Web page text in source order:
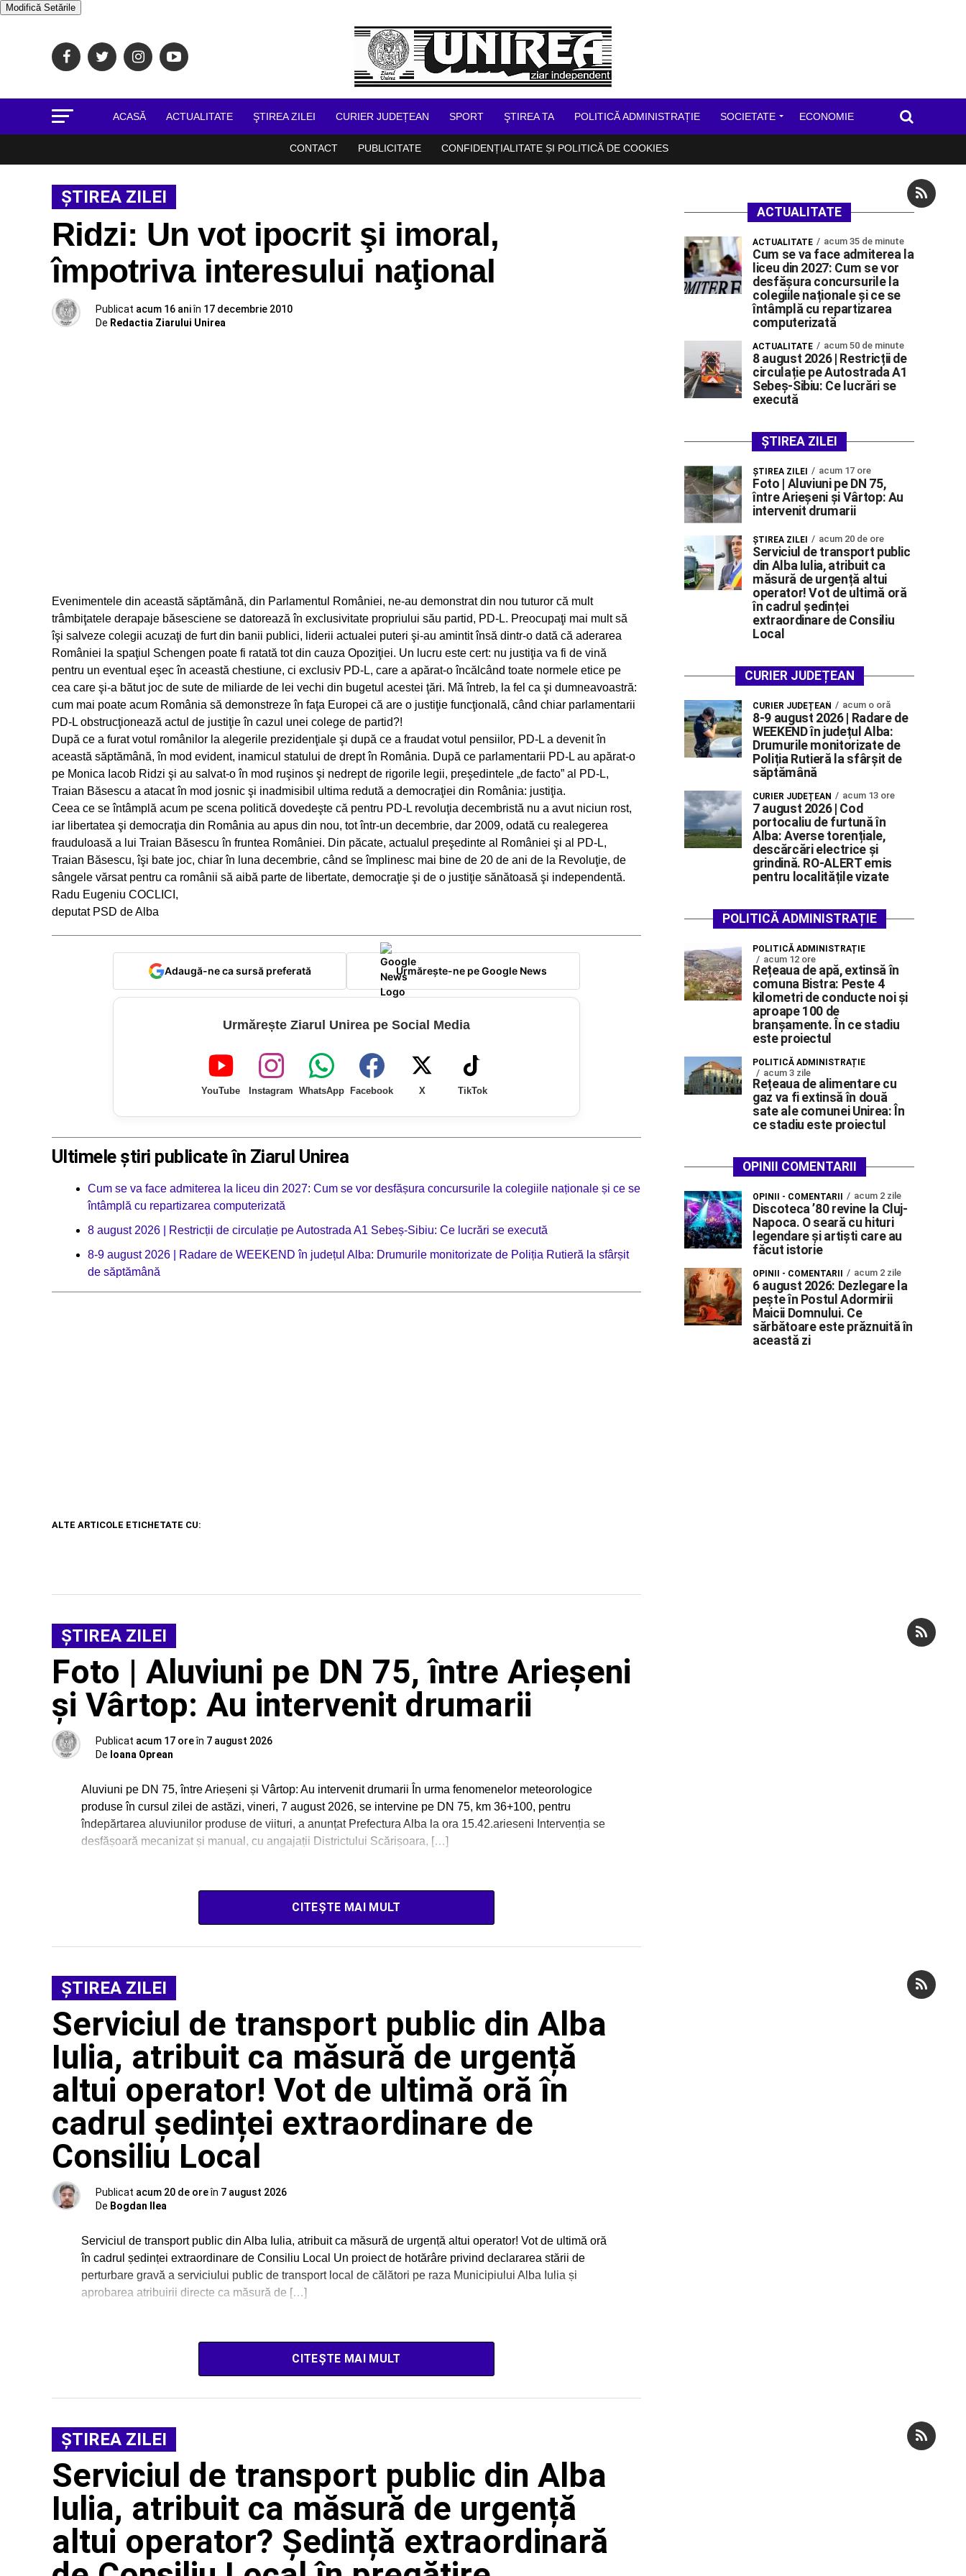
Modifică Setările
ACASĂ ACTUALITATE ŞTIREA ZILEI CURIER JUDEȚEAN SPORT ŞTIREA TA POLITICĂ ADMINISTRAȚIE SOCIETATE ECONOMIE
CONTACT PUBLICITATE CONFIDENȚIALITATE ȘI POLITICĂ DE COOKIES
ŞTIREA ZILEI
Ridzi: Un vot ipocrit şi imoral,
împotriva interesului naţional
Publicat acum 16 aniîn 17 decembrie 2010
De Redactia Ziarului Unirea
Evenimentele din această săptămână, din Parlamentul României, ne-au demonstrat din nou tuturor că mult
trâmbiţatele derapaje băsesciene se datorează în exclusivitate propriului său partid, PD-L. Preocupaţi mai mult să
îşi salveze colegii acuzaţi de furt din banii publici, liderii actualei puteri şi-au amintit însă dintr-o dată că aderarea
României la spaţiul Schengen poate fi ratată tot din cauza Opoziţiei. Un lucru este cert: nu justiţia va fi de vină
pentru un eventual eşec în această chestiune, ci exclusiv PD-L, care a apărat-o încălcând toate normele etice pe
cea care şi-a bătut joc de sute de miliarde de lei vechi din bugetul acestei ţări. Mă întreb, la fel ca şi dumneavoastră:
cum mai poate acum România să demonstreze în faţa Europei că are o justiţie funcţională, când chiar parlamentarii
PD-L obstrucţionează actul de justiţie în cazul unei colege de partid?!
După ce a furat votul românilor la alegerile prezidenţiale şi după ce a fraudat votul pensiilor, PD-L a devenit în
această săptămână, în mod evident, inamicul statului de drept în România. După ce parlamentarii PD-L au apărat-o
pe Monica Iacob Ridzi şi au salvat-o în mod ruşinos şi nedrept de rigorile legii, preşedintele „de facto” al PD-L,
Traian Băsescu a atacat în mod josnic şi inadmisibil ultima redută a democraţiei din România: justiţia.
Ceea ce se întâmplă acum pe scena politică dovedeşte că pentru PD-L revoluţia decembristă nu a avut niciun rost,
iar libertatea şi democraţia din România au apus din nou, tot într-un decembrie, dar 2009, odată cu realegerea
frauduloasă a lui Traian Băsescu în fruntea României. Din păcate, actualul preşedinte al României şi al PD-L,
Traian Băsescu, îşi bate joc, chiar în luna decembrie, când se împlinesc mai bine de 20 de ani de la Revoluţie, de
sângele vărsat pentru ca românii să aibă parte de libertate, democraţie şi de o justiţie sănătoasă şi independentă.
Radu Eugeniu COCLICI,
deputat PSD de Alba
Adaugă-ne ca sursă preferată Urmărește-ne pe Google News
Urmărește Ziarul Unirea pe Social Media
YouTube Instagram WhatsApp Facebook X TikTok
Ultimele știri publicate în Ziarul Unirea
Cum se va face admiterea la liceu din 2027: Cum se vor desfășura concursurile la colegiile naționale și ce se
întâmplă cu repartizarea computerizată
8 august 2026 | Restricții de circulație pe Autostrada A1 Sebeș-Sibiu: Ce lucrări se execută
8-9 august 2026 | Radare de WEEKEND în județul Alba: Drumurile monitorizate de Poliția Rutieră la sfârșit
de săptămână
ALTE ARTICOLE ETICHETATE CU:
ŞTIREA ZILEI
Foto | Aluviuni pe DN 75, între Arieșeni
și Vârtop: Au intervenit drumarii
Publicat acum 17 oreîn 7 august 2026
De Ioana Oprean
Aluviuni pe DN 75, între Arieșeni și Vârtop: Au intervenit drumarii În urma fenomenelor meteorologice
produse în cursul zilei de astăzi, vineri, 7 august 2026, se intervine pe DN 75, km 36+100, pentru
îndepărtarea aluviunilor produse de viituri, a anunțat Prefectura Alba la ora 15.42.arieseni Intervenția se
desfășoară mecanizat și manual, cu angajații Districtului Scărișoara, […]
CITEȘTE MAI MULT
ŞTIREA ZILEI
Serviciul de transport public din Alba
Iulia, atribuit ca măsură de urgență
altui operator! Vot de ultimă oră în
cadrul ședinței extraordinare de
Consiliu Local
Publicat acum 20 de oreîn 7 august 2026
De Bogdan Ilea
Serviciul de transport public din Alba Iulia, atribuit ca măsură de urgență altui operator! Vot de ultimă oră
în cadrul ședinței extraordinare de Consiliu Local Un proiect de hotărâre privind declararea stării de
perturbare gravă a serviciului public de transport local de călători pe raza Municipiului Alba Iulia și
aprobarea atribuirii directe ca măsură de […]
CITEȘTE MAI MULT
ŞTIREA ZILEI
Serviciul de transport public din Alba
Iulia, atribuit ca măsură de urgență
altui operator? Ședință extraordinară
ACTUALITATE
ACTUALITATE acum 35 de minute
Cum se va face admiterea la
liceu din 2027: Cum se vor
desfășura concursurile la
colegiile naționale și ce se
întâmplă cu repartizarea
computerizată
ACTUALITATE acum 50 de minute
8 august 2026 | Restricții de
circulație pe Autostrada A1
Sebeș-Sibiu: Ce lucrări se
execută
ȘTIREA ZILEI
ŞTIREA ZILEI acum 17 ore
Foto | Aluviuni pe DN 75,
între Arieșeni și Vârtop: Au
intervenit drumarii
ŞTIREA ZILEI acum 20 de ore
Serviciul de transport public
din Alba Iulia, atribuit ca
măsură de urgență altui
operator! Vot de ultimă oră
în cadrul ședinței
extraordinare de Consiliu
Local
CURIER JUDEȚEAN
CURIER JUDEȚEAN acum o oră
8-9 august 2026 | Radare de
WEEKEND în județul Alba:
Drumurile monitorizate de
Poliția Rutieră la sfârșit de
săptămână
CURIER JUDEȚEAN acum 13 ore
7 august 2026 | Cod
portocaliu de furtună în
Alba: Averse torențiale,
descărcări electrice și
grindină. RO-ALERT emis
pentru localitățile vizate
POLITICĂ ADMINISTRAȚIE
POLITICĂ ADMINISTRAȚIE
acum 12 ore
Rețeaua de apă, extinsă în
comuna Bistra: Peste 4
kilometri de conducte noi și
aproape 100 de
branșamente. În ce stadiu
este proiectul
POLITICĂ ADMINISTRAȚIE
acum 3 zile
Rețeaua de alimentare cu
gaz va fi extinsă în două
sate ale comunei Unirea: În
ce stadiu este proiectul
OPINII COMENTARII
OPINII - COMENTARII acum 2 zile
Discoteca ’80 revine la Cluj-
Napoca. O seară cu hituri
legendare și artiști care au
făcut istorie
OPINII - COMENTARII acum 2 zile
6 august 2026: Dezlegare la
pește în Postul Adormirii
Maicii Domnului. Ce
sărbătoare este prăznuită în
această zi